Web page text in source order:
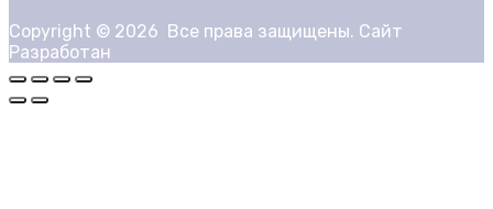
Copyright © 2026 Все права защищены. Сайт
Разработан